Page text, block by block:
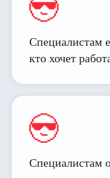
Специалистам
кто хочет
Специалистам